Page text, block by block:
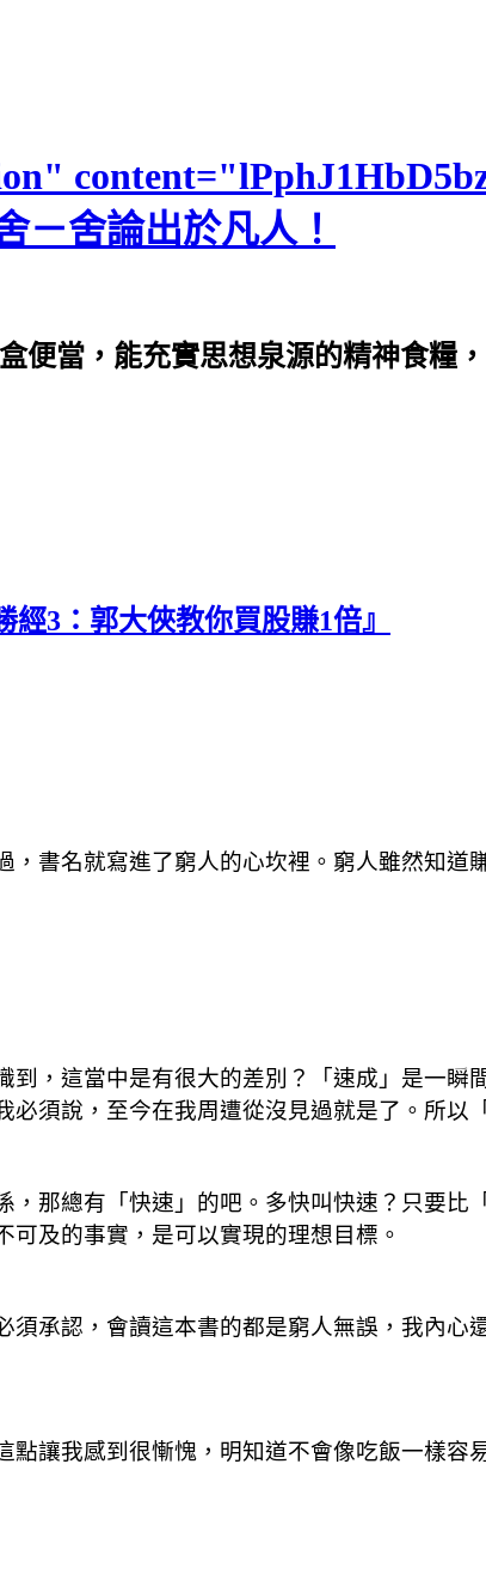
－舍論出於凡人！
便當，能充實思想泉源的精神食糧
3：郭大俠教你買股賺1倍』
書名就寫進了窮人的心坎裡。窮人雖然知
，這當中是有很大的差別？「速成」是一
須說，至今在我周遭從沒見過就是了。所以
那總有「快速」的吧。多快叫快速？只要
及的事實，是可以實現的理想目標。
須承認，會讀這本書的都是窮人無誤，我內
讓我感到很慚愧，明知道不會像吃飯一樣